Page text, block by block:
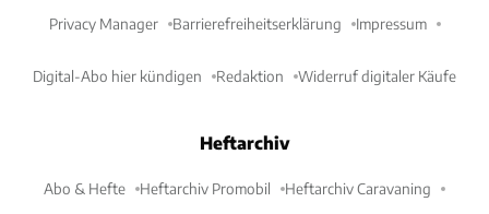
Privacy Manager Barrierefreiheitserklärung Impressum
Digital-Abo hier kündigen Redaktion Widerruf digitaler Käufe
Heftarchiv
Abo & Hefte Heftarchiv Promobil Heftarchiv Caravaning